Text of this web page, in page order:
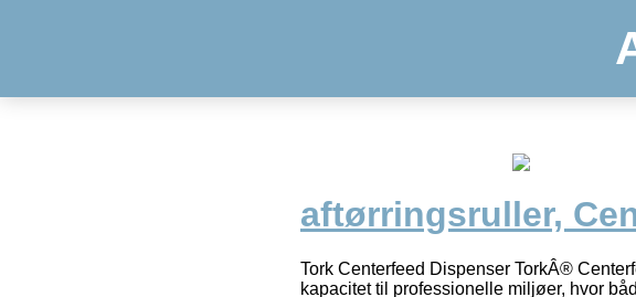
aftørringsruller,
Tork Centerfeed Dispenser TorkÂ®
kapacitet til professionelle miljøer, hvor